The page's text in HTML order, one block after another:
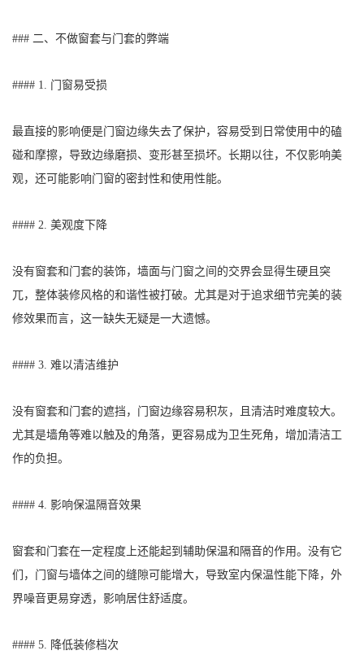
### 二、不做窗套与门套的弊端
#### 1. 门窗易受损
最直接的影响便是门窗边缘失去了保护，容易受到日常使用中的磕
碰和摩擦，导致边缘磨损、变形甚至损坏。长期以往，不仅影响美
观，还可能影响门窗的密封性和使用性能。
#### 2. 美观度下降
没有窗套和门套的装饰，墙面与门窗之间的交界会显得生硬且突
兀，整体装修风格的和谐性被打破。尤其是对于追求细节完美的装
修效果而言，这一缺失无疑是一大遗憾。
#### 3. 难以清洁维护
没有窗套和门套的遮挡，门窗边缘容易积灰，且清洁时难度较大。
尤其是墙角等难以触及的角落，更容易成为卫生死角，增加清洁工
作的负担。
#### 4. 影响保温隔音效果
窗套和门套在一定程度上还能起到辅助保温和隔音的作用。没有它
们，门窗与墙体之间的缝隙可能增大，导致室内保温性能下降，外
界噪音更易穿透，影响居住舒适度。
#### 5. 降低装修档次